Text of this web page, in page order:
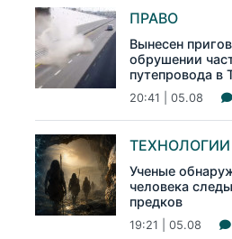
ПРАВО
Вынесен
обрушении
путепровода в
20:41 | 05.08
ТЕХНОЛОГИИ
Ученые
человека
предков
19:21 | 05.08